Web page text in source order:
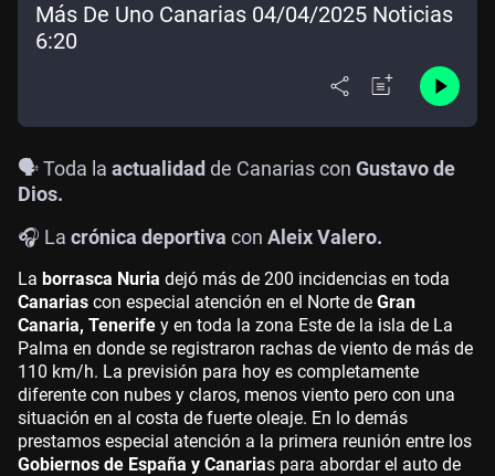
Más De Uno Canarias 04/04/2025 Noticias
6:20
🗣️ Toda la actualidad de Canarias con Gustavo de
Dios.
🎧 La crónica deportiva con Aleix Valero.
La borrasca Nuria dejó más de 200 incidencias en toda
Canarias con especial atención en el Norte de Gran
Canaria, Tenerife y en toda la zona Este de la isla de La
Palma en donde se registraron rachas de viento de más de
110 km/h. La previsión para hoy es completamente
diferente con nubes y claros, menos viento pero con una
situación en al costa de fuerte oleaje. En lo demás
prestamos especial atención a la primera reunión entre los
Gobiernos de España y Canarias para abordar el auto de